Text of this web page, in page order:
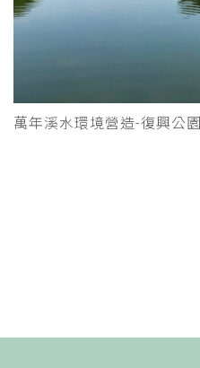
萬年溪水環境營造-復興公園